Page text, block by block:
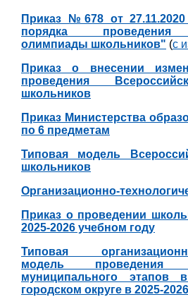
Приказ №678 от
порядка проведения
олимпиады школьников" (с
Приказ о внесении
проведения
школьников
Приказ Министерства
по 6 предметам
Типовая модель
школьников
Организационно-
Приказ о проведении
2025-2026 учебном году
Типовая
модель
муниципального этапов
городском округе в 2025-